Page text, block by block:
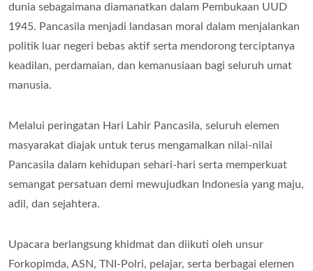
dunia sebagaimana diamanatkan dalam Pembukaan UUD
1945. Pancasila menjadi landasan moral dalam menjalankan
politik luar negeri bebas aktif serta mendorong terciptanya
keadilan, perdamaian, dan kemanusiaan bagi seluruh umat
manusia.
Melalui peringatan Hari Lahir Pancasila, seluruh elemen
masyarakat diajak untuk terus mengamalkan nilai-nilai
Pancasila dalam kehidupan sehari-hari serta memperkuat
semangat persatuan demi mewujudkan Indonesia yang maju,
adil, dan sejahtera.
Upacara berlangsung khidmat dan diikuti oleh unsur
Forkopimda, ASN, TNI-Polri, pelajar, serta berbagai elemen